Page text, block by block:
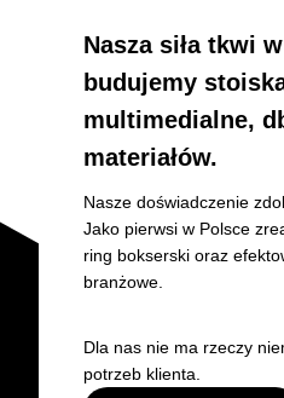
Nasza siła tkwi
budujemy
multimedialne,
materiałów.
Nasze doświadczenie
Jako pierwsi w Polsce
ring bokserski oraz
branżowe.
Dla nas nie ma rzeczy
potrzeb klienta.